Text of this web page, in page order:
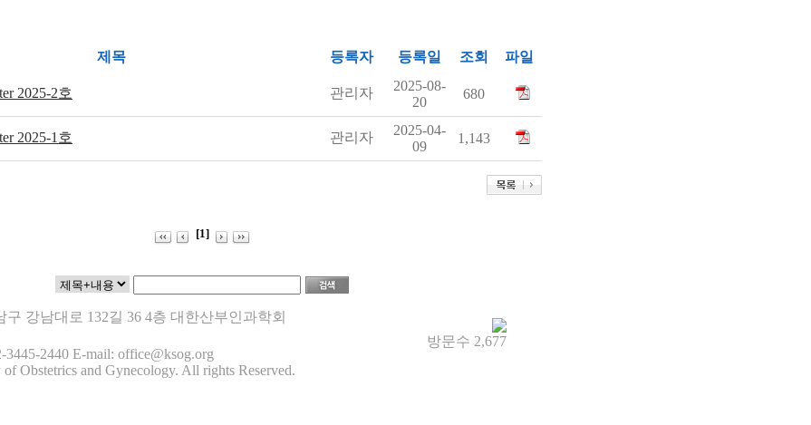
제목 등록자 등록일 조회 파일
2025-2호 관리자
2025-08-
20
680
2025-1호 관리자
2025-04-
09
1,143
[1]
구 강남대로 132길 36 4층 대한산부인과학회
2440 E-mail: office@ksog.org
Obstetrics and Gynecology. All rights Reserved.
방문수 2,677